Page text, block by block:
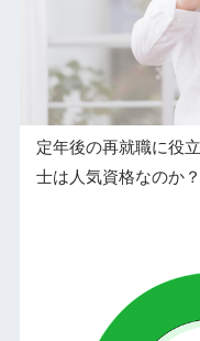
定年後の再就職に役
士は人気資格なのか？